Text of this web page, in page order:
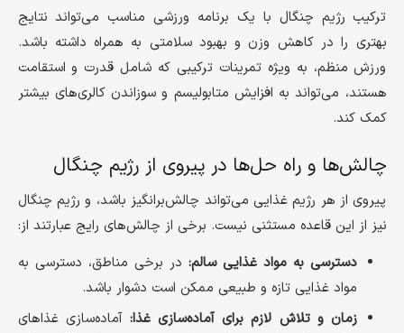
ترکیب رژیم چنگال با یک برنامه ورزشی مناسب می‌تواند نتایج
بهتری را در کاهش وزن و بهبود سلامتی به همراه داشته باشد.
ورزش منظم، به ویژه تمرینات ترکیبی که شامل قدرت و استقامت
هستند، می‌تواند به افزایش متابولیسم و سوزاندن کالری‌های بیشتر
کمک کند.
چالش‌ها و راه حل‌ها در پیروی از رژیم چنگال
پیروی از هر رژیم غذایی می‌تواند چالش‌برانگیز باشد، و رژیم چنگال
نیز از این قاعده مستثنی نیست. برخی از چالش‌های رایج عبارتند از:
دسترسی به مواد غذایی سالم: در برخی مناطق، دسترسی به
مواد غذایی تازه و طبیعی ممکن است دشوار باشد.
زمان و تلاش لازم برای آماده‌سازی غذا: آماده‌سازی غذاهای